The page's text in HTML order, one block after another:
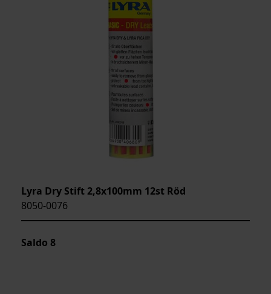
Lyra Dry Stift 2,8x100mm 12st Röd
8050-0076
Saldo 8